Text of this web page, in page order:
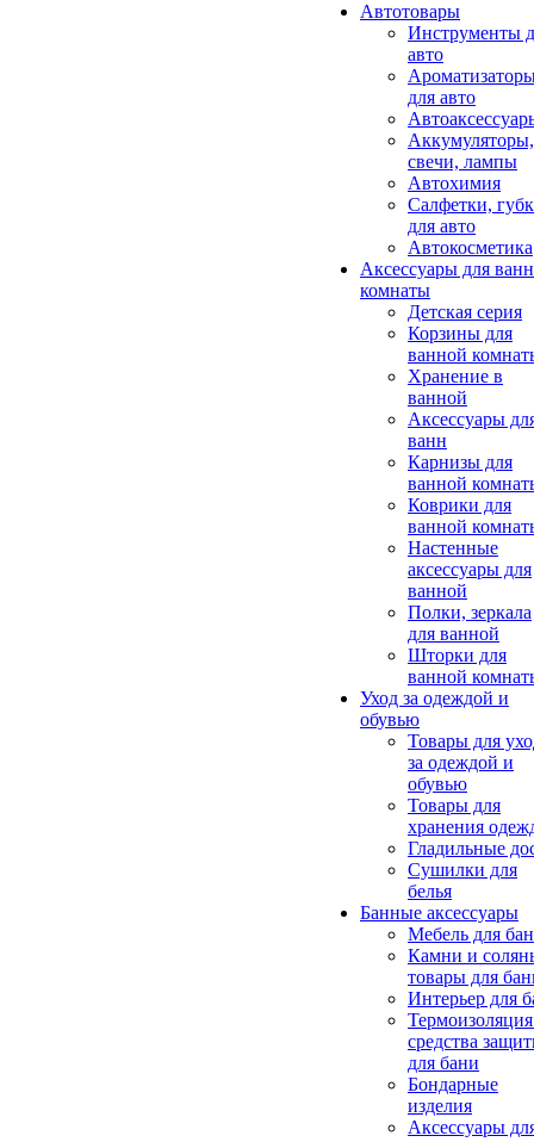
Автотовары
Инструменты
авто
для авто
Аккумуляторы,
свечи, лампы
Автохимия
Салфетки,
для авто
Автокосметика
Аксессуары для
комнаты
Детская серия
Корзины для
ванной
Хранение в
ванной
Аксессуары
ванн
Карнизы для
ванной
Коврики для
ванной
Настенные
аксессуары для
ванной
Полки, зеркала
для ванной
Шторки для
ванной
Уход за одеждой и
обувью
Товары для
за одеждой и
обувью
Товары для
хранения
Гладильные
Сушилки для
белья
Банные аксессуары
Мебель для
Камни и
товары для
Интерьер для
средства
для бани
Бондарные
изделия
Аксеcсуары